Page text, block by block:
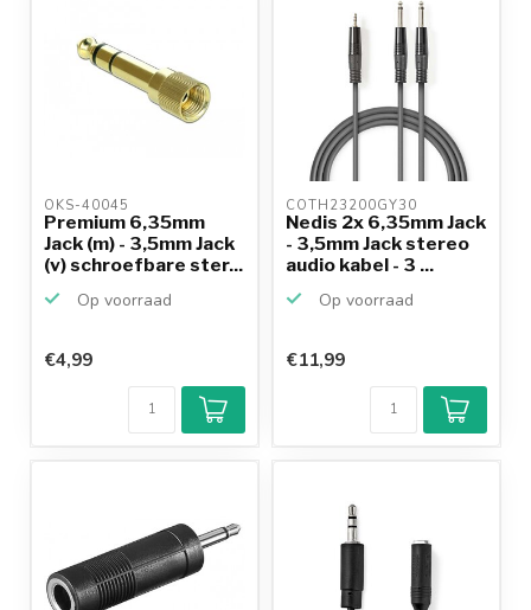
OKS-40045
Premium 6,35mm
Jack (m) - 3,5mm Jack
(v) schroefbare ster...
Op voorraad
€4,99
COTH23200GY30
Nedis 2x 6,35mm Jack
- 3,5mm Jack stereo
audio kabel - 3 ...
Op voorraad
€11,99